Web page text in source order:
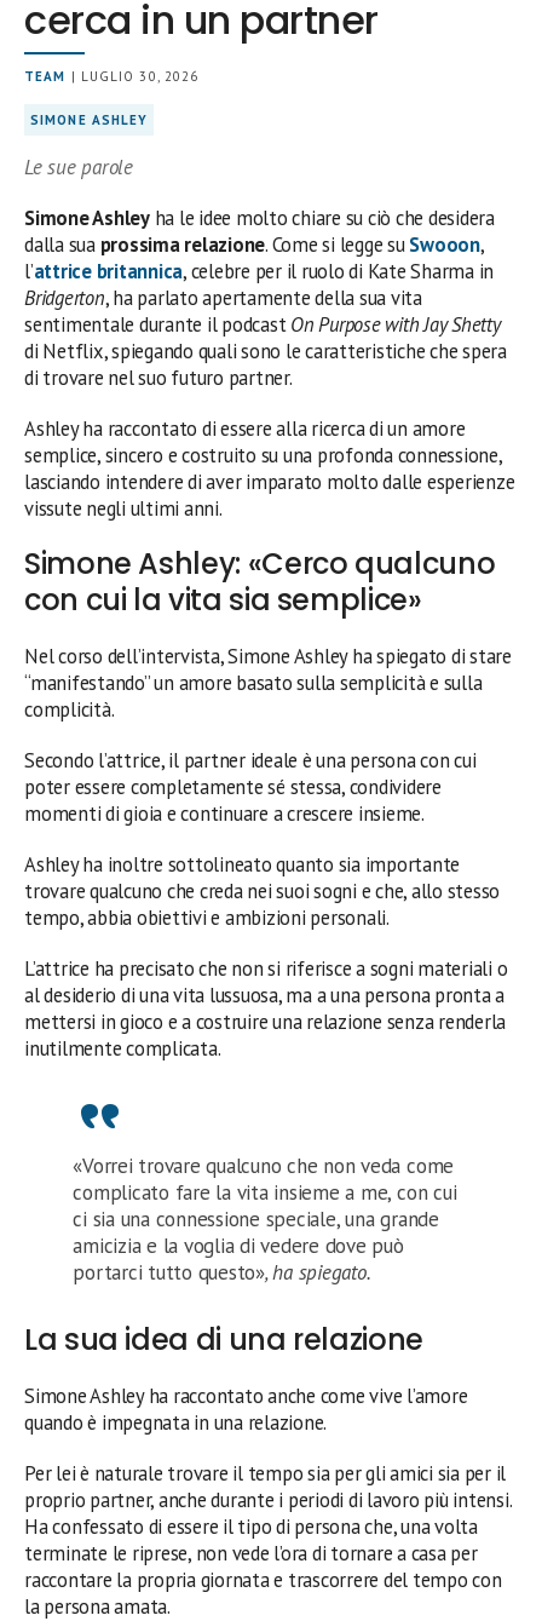
cerca in un partner
TEAM | LUGLIO 30, 2026
SIMONE ASHLEY
Le sue parole
Simone Ashleyha le idee molto chiare su ciò che desidera
dalla sua prossima relazione. Come si legge suSwooon,
l’attrice britannica, celebre per il ruolo di Kate Sharma in
Bridgerton, ha parlato apertamente della sua vita
sentimentale durante il podcastOn Purpose with Jay Shetty
di Netflix, spiegando quali sono le caratteristiche che spera
di trovare nel suo futuro partner.
Ashley ha raccontato di essere alla ricerca di un amore
semplice, sincero e costruito su una profonda connessione,
lasciando intendere di aver imparato molto dalle esperienze
vissute negli ultimi anni.
Simone Ashley: «Cerco qualcuno
con cui la vita sia semplice»
Nel corso dell’intervista, Simone Ashley ha spiegato di stare
“manifestando” un amore basato sulla semplicità e sulla
complicità.
Secondo l’attrice, il partner ideale è una persona con cui
poter essere completamente sé stessa, condividere
momenti di gioia e continuare a crescere insieme.
Ashley ha inoltre sottolineato quanto sia importante
trovare qualcuno che creda nei suoi sogni e che, allo stesso
tempo, abbia obiettivi e ambizioni personali.
L’attrice ha precisato che non si riferisce a sogni materiali o
al desiderio di una vita lussuosa, ma a una persona pronta a
mettersi in gioco e a costruire una relazione senza renderla
inutilmente complicata.
«Vorrei trovare qualcuno che non veda come
complicato fare la vita insieme a me, con cui
ci sia una connessione speciale, una grande
amicizia e la voglia di vedere dove può
portarci tutto questo», ha spiegato.
La sua idea di una relazione
Simone Ashley ha raccontato anche come vive l’amore
quando è impegnata in una relazione.
Per lei è naturale trovare il tempo sia per gli amici sia per il
proprio partner, anche durante i periodi di lavoro più intensi.
Ha confessato di essere il tipo di persona che, una volta
terminate le riprese, non vede l’ora di tornare a casa per
raccontare la propria giornata e trascorrere del tempo con
la persona amata.